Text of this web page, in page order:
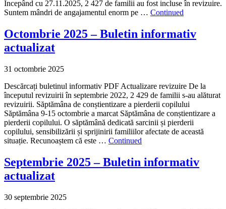
Începând cu 27.11.2025, 2 427 de familii au fost incluse în revizuire.
Suntem mândri de angajamentul enorm pe … Continued
Octombrie 2025 – Buletin informativ
actualizat
31 octombrie 2025
Descărcați buletinul informativ PDF Actualizare revizuire De la
începutul revizuirii în septembrie 2022, 2 429 de familii s-au alăturat
revizuirii. Săptămâna de conștientizare a pierderii copilului
Săptămâna 9-15 octombrie a marcat Săptămâna de conștientizare a
pierderii copilului. O săptămână dedicată sarcinii și pierderii
copilului, sensibilizării și sprijinirii familiilor afectate de această
situație. Recunoaștem că este … Continued
Septembrie 2025 – Buletin informativ
actualizat
30 septembrie 2025